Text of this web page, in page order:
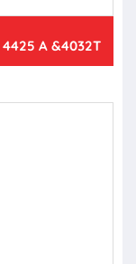
4425 A &4032T